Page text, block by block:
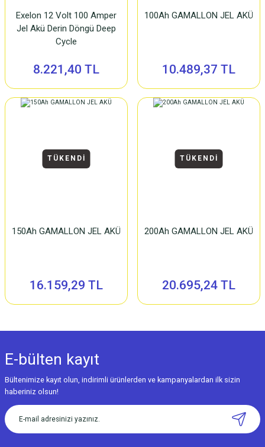
Exelon 12 Volt 100 Amper
Jel Akü Derin Döngü Deep
Cycle
8.221,40 TL
100Ah GAMALLON JEL AKÜ
10.489,37 TL
TÜKENDİ
150Ah GAMALLON JEL AKÜ
16.159,29 TL
TÜKENDİ
200Ah GAMALLON JEL AKÜ
20.695,24 TL
E-bülten kayıt
Bültenimize kayıt olun, indirimli ürünlerden ve kampanyalardan ilk sizin
haberiniz olsun!